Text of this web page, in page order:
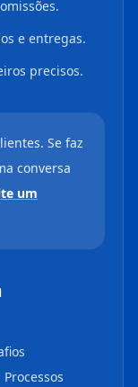
e entregas.
precisos.
Se faz
conversa
um